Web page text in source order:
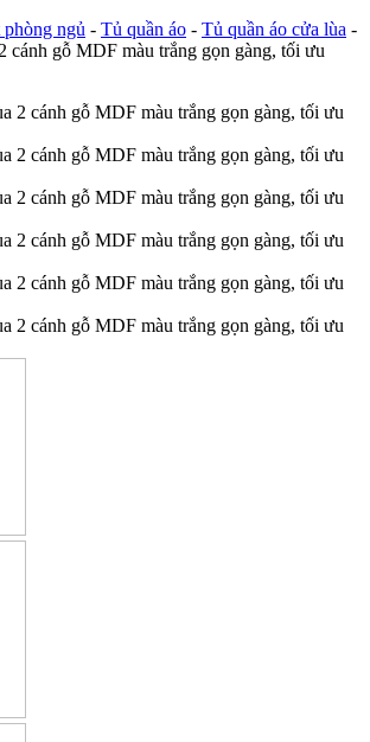
ngủ - Tủ quần áo - Tủ quần áo cửa lùa -
cánh gỗ MDF màu trắng gọn gàng, tối ưu